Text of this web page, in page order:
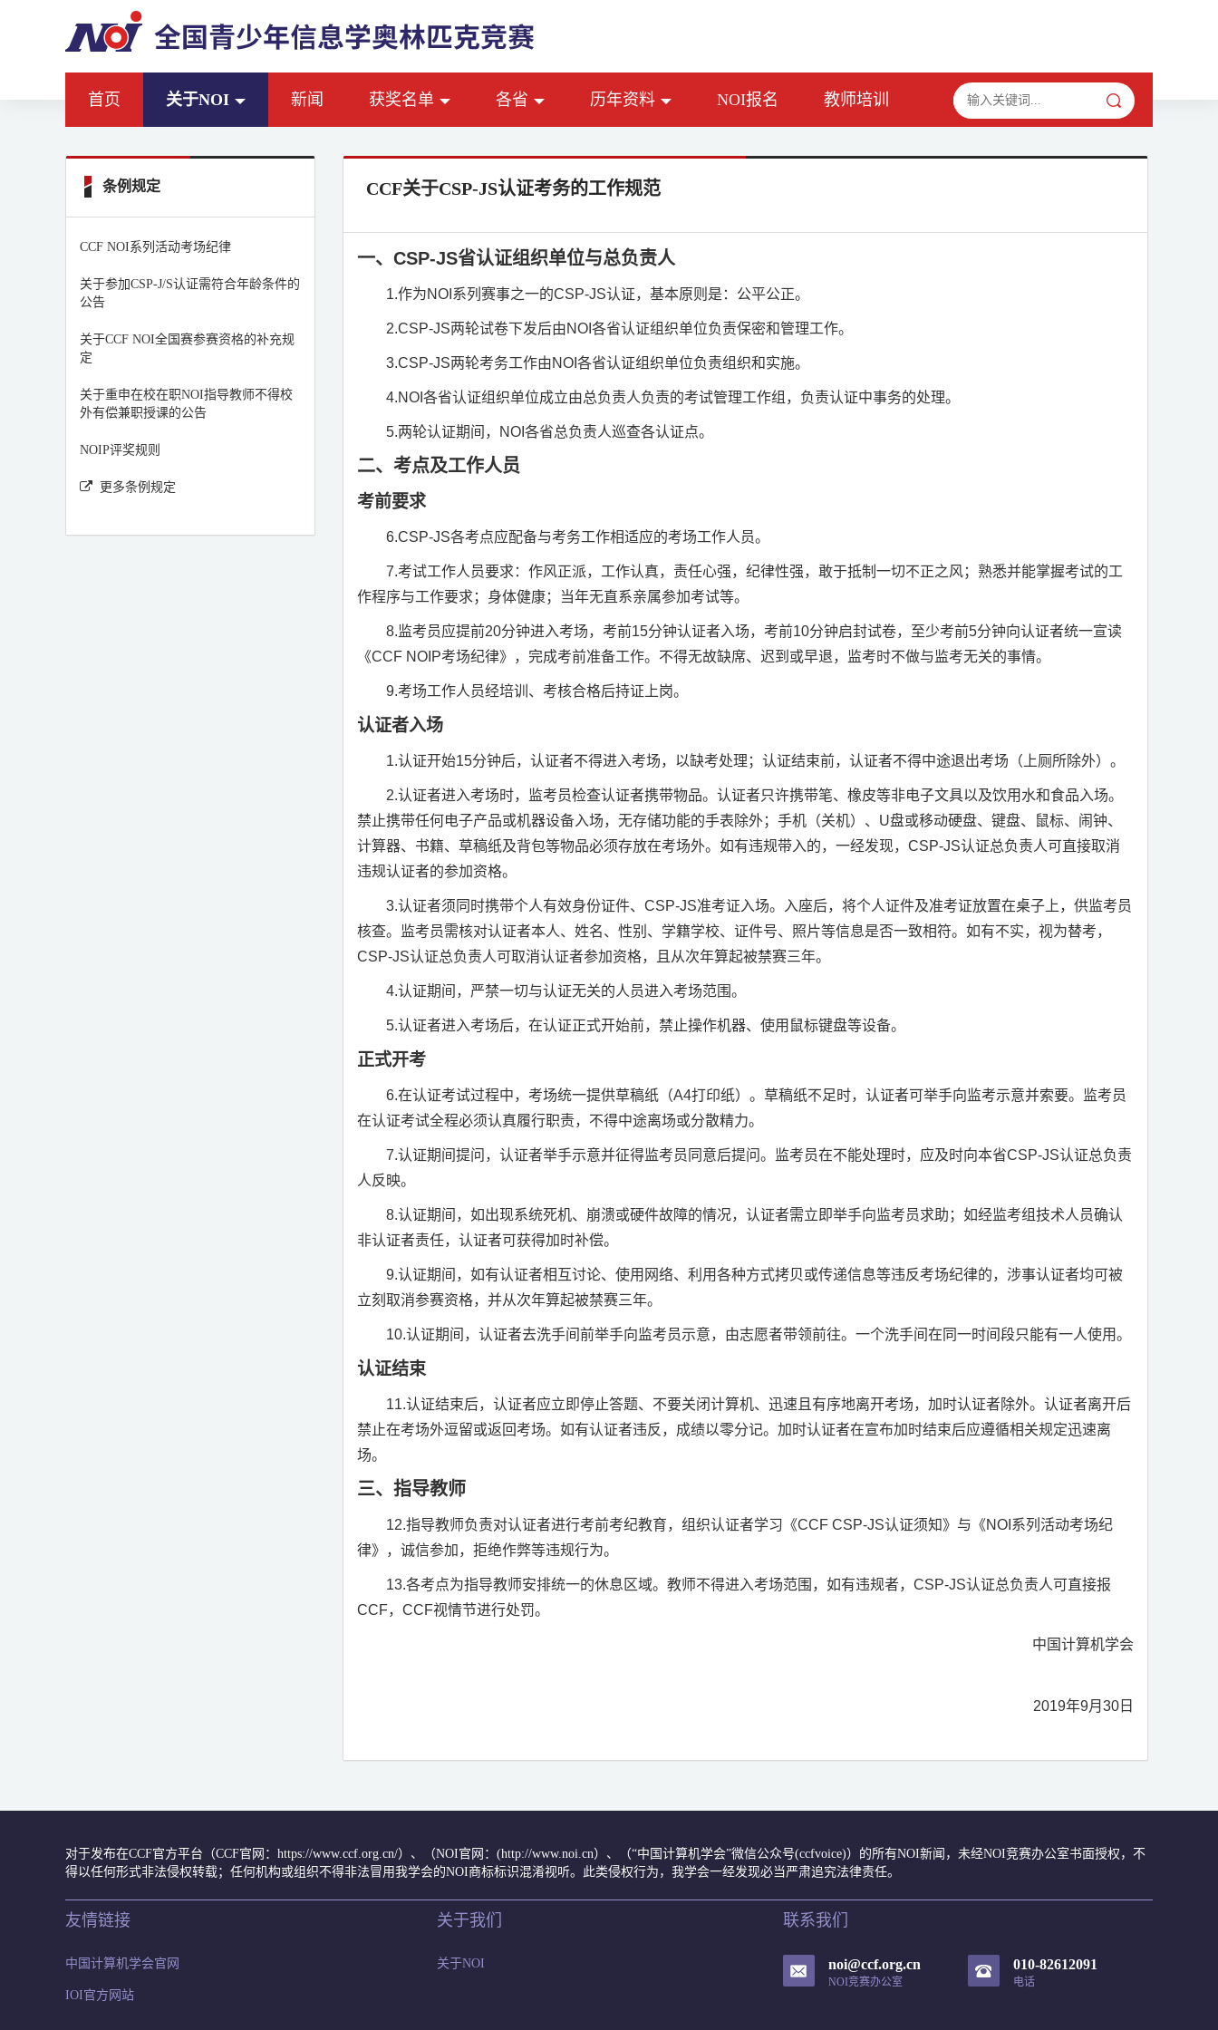
首页 关于NOI 新闻 获奖名单 各省 历年资料 NOI报名 教师培训
条例规定
CCF NOI系列活动考场纪律
关于参加CSP-J/S认证需符合年龄条件的
公告
关于CCF NOI全国赛参赛资格的补充规
定
关于重申在校在职NOI指导教师不得校
外有偿兼职授课的公告
NOIP评奖规则
更多条例规定
CCF关于CSP-JS认证考务的工作规范
一、CSP-JS省认证组织单位与总负责人
1.作为NOI 系列赛事之一的CSP-JS认证，基本原则是：公平公正。
2.CSP-JS两轮试卷下发后由NOI各省认证组织单位负责保密和管理工作。
3.CSP-JS两轮考务工作由NOI各省认证组织单位负责组织和实施。
4.NOI各省认证组织单位成立由总负责人负责的考试管理工作组，负责认证中事务的处理。
5.两轮认证期间， NOI各省总负责人巡查各认证点。
二、考点及工作人员
考前要求
6.CSP-JS各考点应配备与考务工作相适应的考场工作人员。
7.考试工作人员要求：作风正派，工作认真，责任心强，纪律性强，敢于抵制一切不正之风；熟悉并能掌握考试的工
作程序与工作要求；身体健康；当年无直系亲属参加考试等。
8.监考员应提前20分钟进入考场，考前15分钟认证者入场，考前10分钟启封试卷，至少考前5分钟向认证者统一宣读
《CCF NOIP考场纪律》，完成考前准备工作。不得无故缺席、迟到或早退，监考时不做与监考无关的事情。
9.考场工作人员经培训、考核合格后持证上岗。
认证者入场
1.认证开始15分钟后，认证者不得进入考场，以缺考处理；认证结束前，认证者不得中途退出考场（上厕所除外）。
2.认证者进入考场时，监考员检查认证者携带物品。认证者只许携带笔、橡皮等非电子文具以及饮用水和食品入场。
禁止携带任何电子产品或机器设备入场，无存储功能的手表除外；手机（关机）、 U盘或移动硬盘、键盘、鼠标、闹钟、
计算器、书籍、草稿纸及背包等物品必须存放在考场外。如有违规带入的，一经发现，CSP-JS认证总负责人可直接取消
违规认证者的参加资格。
3.认证者须同时携带个人有效身份证件、CSP-JS准考证入场。入座后，将个人证件及准考证放置在桌子上，供监考员
核查。监考员需核对认证者本人、姓名、性别、学籍学校、证件号、照片等信息是否一致相符。如有不实，视为替考，
CSP-JS认证总负责人可取消认证者参加资格，且从次年算起被禁赛三年。
4.认证期间，严禁一切与认证无关的人员进入考场范围。
5.认证者进入考场后，在认证正式开始前，禁止操作机器、使用鼠标键盘等设备。
正式开考
6.在认证考试过程中，考场统一提供草稿纸（A4打印纸）。草稿纸不足时，认证者可举手向监考示意并索要。监考员
在认证考试全程必须认真履行职责，不得中途离场或分散精力。
7.认证期间提问，认证者举手示意并征得监考员同意后提问。监考员在不能处理时，应及时向本省CSP-JS认证总负责
人反映。
8.认证期间，如出现系统死机、崩溃或硬件故障的情况，认证者需立即举手向监考员求助；如经监考组技术人员确认
非认证者责任，认证者可获得加时补偿。
9.认证期间，如有认证者相互讨论、使用网络、利用各种方式拷贝或传递信息等违反考场纪律的，涉事认证者均可被
立刻取消参赛资格，并从次年算起被禁赛三年。
10.认证期间，认证者去洗手间前举手向监考员示意，由志愿者带领前往。一个洗手间在同一时间段只能有一人使用。
认证结束
11.认证结束后，认证者应立即停止答题、不要关闭计算机、迅速且有序地离开考场，加时认证者除外。认证者离开后
禁止在考场外逗留或返回考场。如有认证者违反，成绩以零分记。加时认证者在宣布加时结束后应遵循相关规定迅速离
场。
三、指导教师
12.指导教师负责对认证者进行考前考纪教育，组织认证者学习《CCF CSP-JS认证须知》与《NOI 系列活动考场纪
律》，诚信参加，拒绝作弊等违规行为。
13.各考点为指导教师安排统一的休息区域。教师不得进入考场范围，如有违规者，CSP-JS认证总负责人可直接报
CCF，CCF视情节进行处罚。
中国计算机学会
2019年9月 30 日
对于发布在CCF官方平台（CCF官网：https://www.ccf.org.cn/）、（NOI官网：(http://www.noi.cn）、（“中国计算机学会”微信公众号(ccfvoice)）的所有NOI新闻，未经NOI竞赛办公室书面授权，不
得以任何形式非法侵权转载；任何机构或组织不得非法冒用我学会的NOI商标标识混淆视听。此类侵权行为，我学会一经发现必当严肃追究法律责任。
友情链接
中国计算机学会官网
IOI官方网站
关于我们
关于NOI
联系我们
noi@ccf.org.cn
NOI竞赛办公室
010-82612091
电话